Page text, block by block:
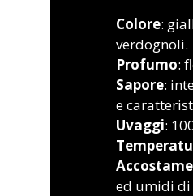
Colore:
verdognoli.
Profumo:
Sapore:
e
Uvaggi:
ed umidi di